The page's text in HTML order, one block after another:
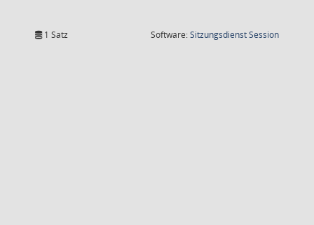
1 Satz Software:SitzungsdienstSession(Wird in